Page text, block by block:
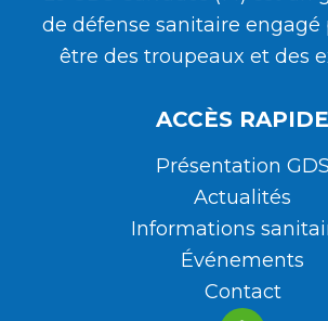
de défense sanitaire engagé
être des troupeaux et des
ACCÈS RAPIDE
Présentation GDS
Actualités
Informations
Événements
Contact